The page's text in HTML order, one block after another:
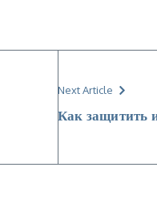
Next Article
Как защитить